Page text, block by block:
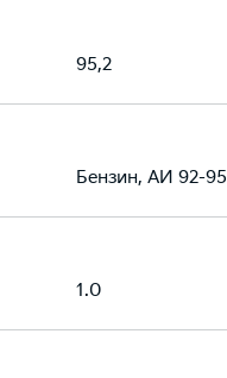
95,2
Бензин, АИ 92-95
1.0